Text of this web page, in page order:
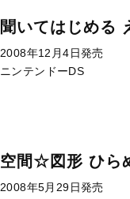
聞いてはじめる
2008年12月4日発売
ニンテンドーDS
空間☆図形 ひら
2008年5月29日発売